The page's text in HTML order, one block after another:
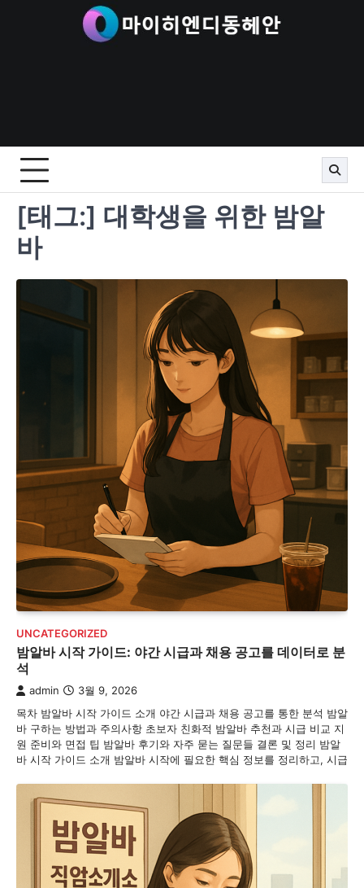
[태그:] 대학생을 위한 밤알
바
UNCATEGORIZED
밤알바 시작 가이드: 야간 시급과 채용 공고를 데이터로 분
석
admin 3월 9, 2026
목차 밤알바 시작 가이드 소개 야간 시급과 채용 공고를 통한 분석 밤알
바 구하는 방법과 주의사항 초보자 친화적 밤알바 추천과 시급 비교 지
원 준비와 면접 팁 밤알바 후기와 자주 묻는 질문들 결론 및 정리 밤알
바 시작 가이드 소개 밤알바 시작에 필요한 핵심 정보를 정리하고, 시급